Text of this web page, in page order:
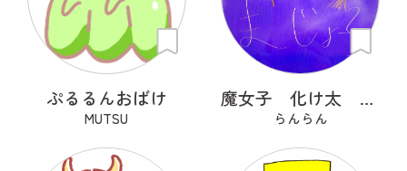
ぷるるんおばけ
MUTSU
魔女子 化け太 かぼっち
らんらん